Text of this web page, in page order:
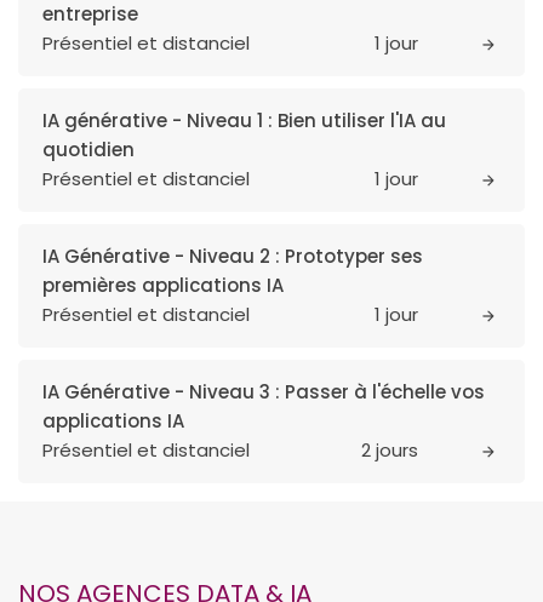
entreprise
Présentiel et distanciel
1 jour
IA générative - Niveau 1 : Bien utiliser l'IA au
quotidien
Présentiel et distanciel
1 jour
IA Générative - Niveau 2 : Prototyper ses
premières applications IA
Présentiel et distanciel
1 jour
IA Générative - Niveau 3 : Passer à l'échelle vos
applications IA
Présentiel et distanciel
2 jours
NOS AGENCES DATA & IA